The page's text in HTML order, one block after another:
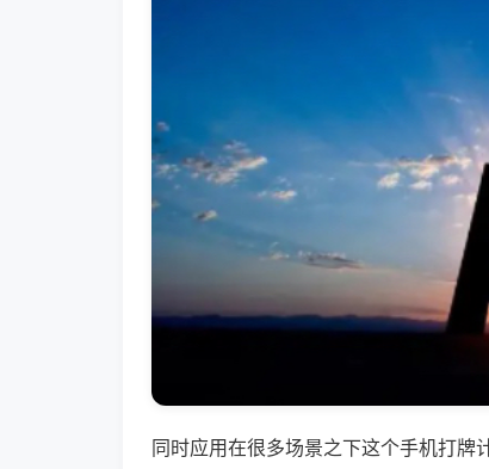
同时应用在很多场景之下这个手机打牌